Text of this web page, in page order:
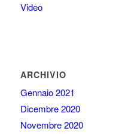
Video
ARCHIVIO
Gennaio 2021
Dicembre 2020
Novembre 2020